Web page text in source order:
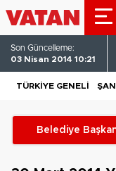
Son Güncelleme:
03 Nisan 2014 10:21
TÜRKIYE GENELI
Belediye